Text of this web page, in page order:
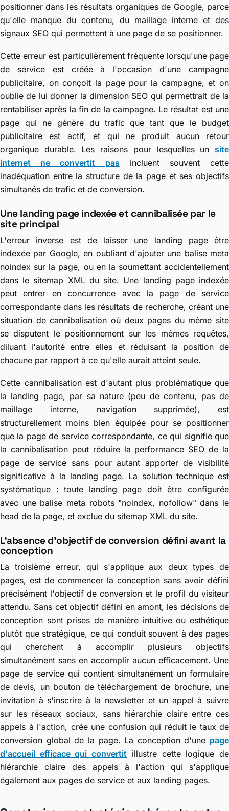
positionner dans les résultats organiques de Google, parce
qu'elle manque du contenu, du maillage interne et des
signaux SEO qui permettent à une page de se positionner.
Cette erreur est particulièrement fréquente lorsqu'une page
de service est créée à l'occasion d'une campagne
publicitaire, on conçoit la page pour la campagne, et on
oublie de lui donner la dimension SEO qui permettrait de la
rentabiliser après la fin de la campagne. Le résultat est une
page qui ne génère du trafic que tant que le budget
publicitaire est actif, et qui ne produit aucun retour
organique durable. Les raisons pour lesquelles un site
internet ne convertit pasincluent souvent cette
inadéquation entre la structure de la page et ses objectifs
simultanés de trafic et de conversion.
Une landing page indexée et cannibalisée par le
site principal
L'erreur inverse est de laisser une landing page être
indexée par Google, en oubliant d'ajouter une balise meta
noindex sur la page, ou en la soumettant accidentellement
dans le sitemap XML du site. Une landing page indexée
peut entrer en concurrence avec la page de service
correspondante dans les résultats de recherche, créant une
situation de cannibalisation où deux pages du même site
se disputent le positionnement sur les mêmes requêtes,
diluant l'autorité entre elles et réduisant la position de
chacune par rapport à ce qu'elle aurait atteint seule.
Cette cannibalisation est d'autant plus problématique que
la landing page, par sa nature (peu de contenu, pas de
maillage interne, navigation supprimée), est
structurellement moins bien équipée pour se positionner
que la page de service correspondante, ce qui signifie que
la cannibalisation peut réduire la performance SEO de la
page de service sans pour autant apporter de visibilité
significative à la landing page. La solution technique est
systématique : toute landing page doit être configurée
avec une balise meta robots "noindex, nofollow" dans le
head de la page, et exclue du sitemap XML du site.
L'absence d'objectif de conversion défini avant la
conception
La troisième erreur, qui s'applique aux deux types de
pages, est de commencer la conception sans avoir défini
précisément l'objectif de conversion et le profil du visiteur
attendu. Sans cet objectif défini en amont, les décisions de
conception sont prises de manière intuitive ou esthétique
plutôt que stratégique, ce qui conduit souvent à des pages
qui cherchent à accomplir plusieurs objectifs
simultanément sans en accomplir aucun efficacement. Une
page de service qui contient simultanément un formulaire
de devis, un bouton de téléchargement de brochure, une
invitation à s'inscrire à la newsletter et un appel à suivre
sur les réseaux sociaux, sans hiérarchie claire entre ces
appels à l'action, crée une confusion qui réduit le taux de
conversion global de la page. La conception d'une page
d'accueil efficace qui convertit illustre cette logique de
hiérarchie claire des appels à l'action qui s'applique
également aux pages de service et aux landing pages.